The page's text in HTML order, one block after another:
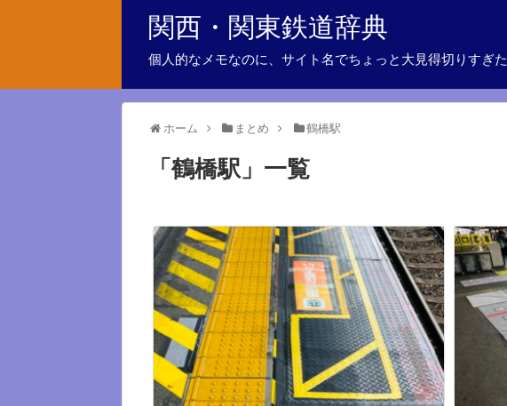
関西・関東鉄道辞典
個人的なメモなのに、サイト名でちょっと大見得切りすぎた
ホーム まとめ 鶴橋駅
「鶴橋駅 」 一覧